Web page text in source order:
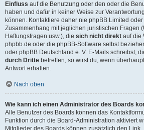
Einfluss auf die Benutzung oder den oder die
haben und dafür in keiner Weise zur
können. Kontaktiere daher nie phpBB Limited
Zusammenhang mit jeglichen juristischen Fragen
Haftungsfragen usw.), die sich nicht direkt auf die
phpbb.de oder die phpBB-Software selbst
oder phpBB Deutschland e. V. E-Mails schreibst,
durch Dritte betreffen, so wirst du, wenn
Antwort erhalten.
Nach oben
Wie kann ich einen Administrator des Boards
Alle Benutzer des Boards können das
Funktion durch die Board-Administration aktiviert
Mitglieder des Boards können zusätzlich den Link